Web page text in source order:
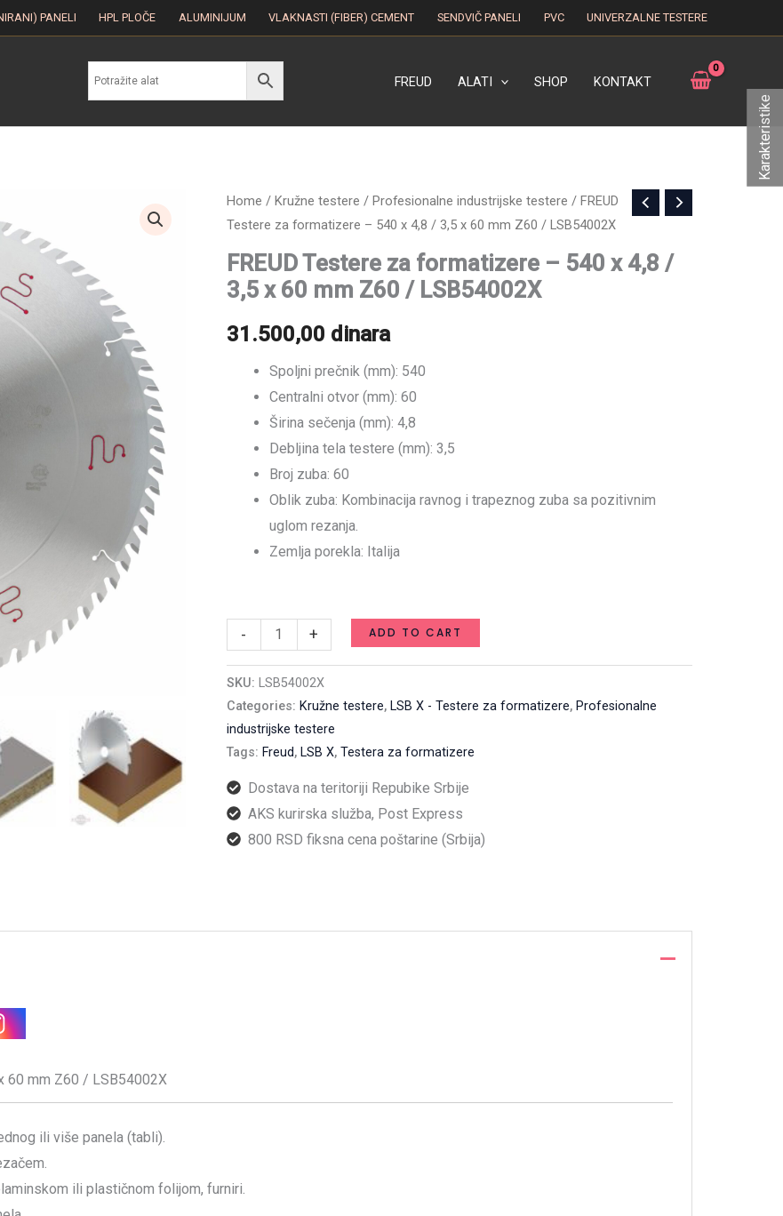
PANELI HPL PLOČE ALUMINIJUM VLAKNASTI (FIBER) CEMENT SENDVIČ PANELI PVC UNIVERZALNE TESTERE
FREUD ALATI SHOP KONTAKT
Home / Kružne testere / Profesionalne industrijske testere / FREUD
Testere za formatizere – 540 x 4,8 / 3,5 x 60 mm Z60 / LSB54002X
FREUD Testere za formatizere – 540 x 4,8 /
3,5 x 60 mm Z60 / LSB54002X
31.500,00 dinara
Spoljni prečnik (mm): 540
Centralni otvor (mm): 60
Širina sečenja (mm): 4,8
Debljina tela testere (mm): 3,5
Broj zuba: 60
Oblik zuba: Kombinacija ravnog i trapeznog zuba sa pozitivnim
uglom rezanja.
Zemlja porekla: Italija
-
FREUD
Testere
za
formatizere
540
+ ADD TO CART
SKU: LSB54002X
Categories: Kružne testere, LSB X - Testere za formatizere, Profesionalne
industrijske testere
Tags: Freud, LSB X, Testera za formatizere
Dostava na teritoriji Repubike Srbije
AKS kurirska služba, Post Express
800 RSD fiksna cena poštarine (Srbija)
60 mm Z60 / LSB54002X
ili više panela (tabli).
ili plastičnom folijom, furniri.
Karakteristike